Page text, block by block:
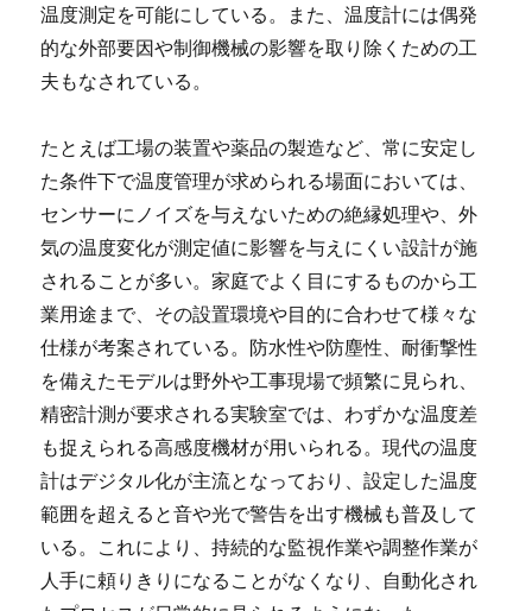
温度測定を可能にしている。また、温度計には偶発
的な外部要因や制御機械の影響を取り除くための工
夫もなされている。
たとえば工場の装置や薬品の製造など、常に安定し
た条件下で温度管理が求められる場面においては、
センサーにノイズを与えないための絶縁処理や、外
気の温度変化が測定値に影響を与えにくい設計が施
されることが多い。家庭でよく目にするものから工
業用途まで、その設置環境や目的に合わせて様々な
仕様が考案されている。防水性や防塵性、耐衝撃性
を備えたモデルは野外や工事現場で頻繁に見られ、
精密計測が要求される実験室では、わずかな温度差
も捉えられる高感度機材が用いられる。現代の温度
計はデジタル化が主流となっており、設定した温度
範囲を超えると音や光で警告を出す機械も普及して
いる。これにより、持続的な監視作業や調整作業が
人手に頼りきりになることがなくなり、自動化され